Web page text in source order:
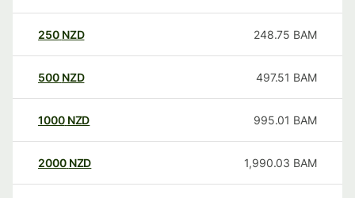
250 NZD 248.75 BAM
500 NZD 497.51 BAM
1000 NZD 995.01 BAM
2000 NZD 1,990.03 BAM